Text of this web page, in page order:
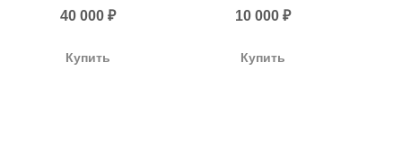
Маренкова
40 000 ₽
Купить
10 000 ₽
Купить
+ 7 980 170-17-57
info@gallerique.ru